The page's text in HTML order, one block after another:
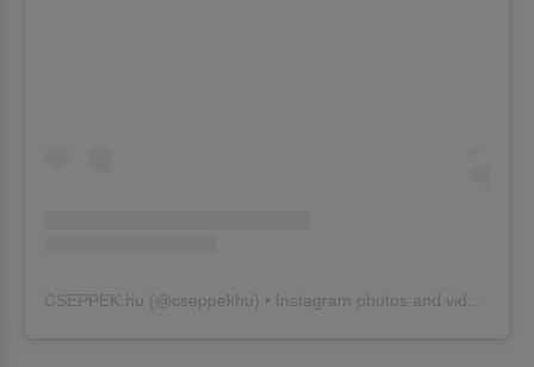
CSEPPEK.hu (@cseppekhu ) • Instagram photos and videos